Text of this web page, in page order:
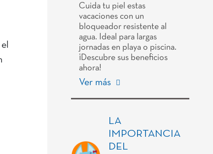
Cuida tu piel estas
vacaciones con un
bloqueador resistente al
agua. Ideal para largas
jornadas en playa o piscina.
¡Descubre sus beneficios
ahora!
Ver más
LA
IMPORTANCIA
DEL